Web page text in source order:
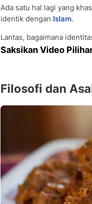
Ada satu hal lagi yang
identik dengan Islam.
Lantas, bagaimana
Saksikan Video
Filosofi dan